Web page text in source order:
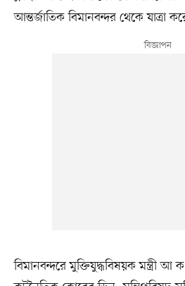
আন্তর্জাতিক বিমানবন্দর থেকে যাত্রা
বিমানবন্দরে মুক্তিযুদ্ধবিষয়ক মন্ত্রী